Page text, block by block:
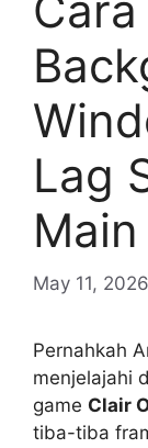
Lag
May 11, 2026
Pernahkah
menjelajahi
game Clair
tiba-tiba